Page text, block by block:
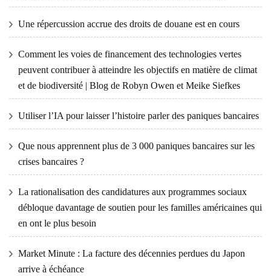
Une répercussion accrue des droits de douane est en cours
Comment les voies de financement des technologies vertes
peuvent contribuer à atteindre les objectifs en matière de climat
et de biodiversité | Blog de Robyn Owen et Meike Siefkes
Utiliser l’IA pour laisser l’histoire parler des paniques bancaires
Que nous apprennent plus de 3 000 paniques bancaires sur les
crises bancaires ?
La rationalisation des candidatures aux programmes sociaux
débloque davantage de soutien pour les familles américaines qui
en ont le plus besoin
Market Minute : La facture des décennies perdues du Japon
arrive à échéance